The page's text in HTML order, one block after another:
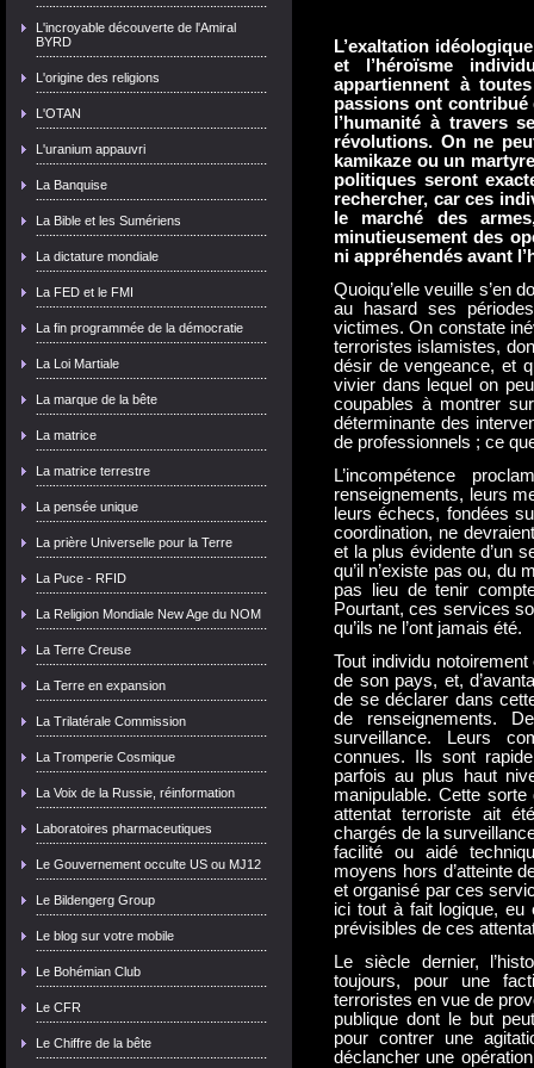
L'incroyable découverte de l'Amiral
BYRD
L'origine des religions
L'OTAN
L'uranium appauvri
La Banquise
La Bible et les Sumériens
La dictature mondiale
La FED et le FMI
La fin programmée de la démocratie
La Loi Martiale
La marque de la bête
La matrice
La matrice terrestre
La pensée unique
La prière Universelle pour la Terre
La Puce - RFID
La Religion Mondiale New Age du NOM
La Terre Creuse
La Terre en expansion
La Trilatérale Commission
La Tromperie Cosmique
La Voix de la Russie, réinformation
Laboratoires pharmaceutiques
Le Gouvernement occulte US ou MJ12
Le Bildengerg Group
Le blog sur votre mobile
Le Bohémian Club
Le CFR
Le Chiffre de la bête
L’exaltation
et l’héroïsme
appartiennent à
passions ont
l’humanité à travers
révolutions. On ne
kamikaze ou un
politiques seront
rechercher, car ces
le marché des
minutieusement des
ni appréhendés avant
Quoiqu’elle veuille s’en
au hasard ses
victimes. On constate
terroristes islamistes,
désir de vengeance, et
vivier dans lequel on
coupables à montrer
déterminante des
de professionnels ; ce
L’incompétence
renseignements, leurs
leurs échecs, fondées
coordination, ne
et la plus évidente d’un
qu’il n’existe pas ou, du
pas lieu de tenir
Pourtant, ces services
qu’ils ne l’ont jamais été.
Tout individu
de son pays, et,
de se déclarer dans
de renseignements.
surveillance. Leurs
connues. Ils sont
parfois au plus haut
manipulable. Cette sorte
attentat terroriste ait
chargés de la
facilité ou aidé
moyens hors d’atteinte
et organisé par ces
ici tout à fait logique, eu
prévisibles de ces
Le siècle dernier,
toujours, pour une
terroristes en vue de
publique dont le but
pour contrer une
déclancher une